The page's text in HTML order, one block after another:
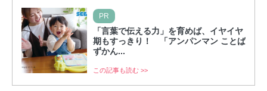
PR
「言葉で伝える力」を育めば、イヤイヤ
期もすっきり！ 「アンパンマン ことば
ずかん...
この記事も読む >>